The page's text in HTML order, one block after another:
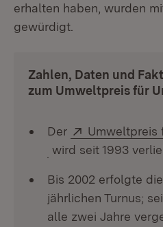
erhalten haben, wurden
gewürdigt.
Zahlen, Daten und
zum Umweltpreis für
Der Extern:
Umweltpreis
(Öffnet in neuem
wird seit 1993
Bis 2002 erfolgte
jährlichen Turnus;
alle zwei Jahre